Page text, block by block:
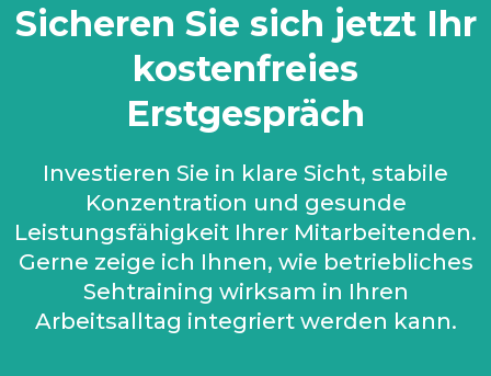
Sicheren Sie sich jetzt Ihr
kostenfreies
Erstgespräch
Investieren Sie in klare Sicht, stabile
Konzentration und gesunde
Leistungsfähigkeit Ihrer Mitarbeitenden.
Gerne zeige ich Ihnen, wie betriebliches
Sehtraining wirksam in Ihren
Arbeitsalltag integriert werden kann.